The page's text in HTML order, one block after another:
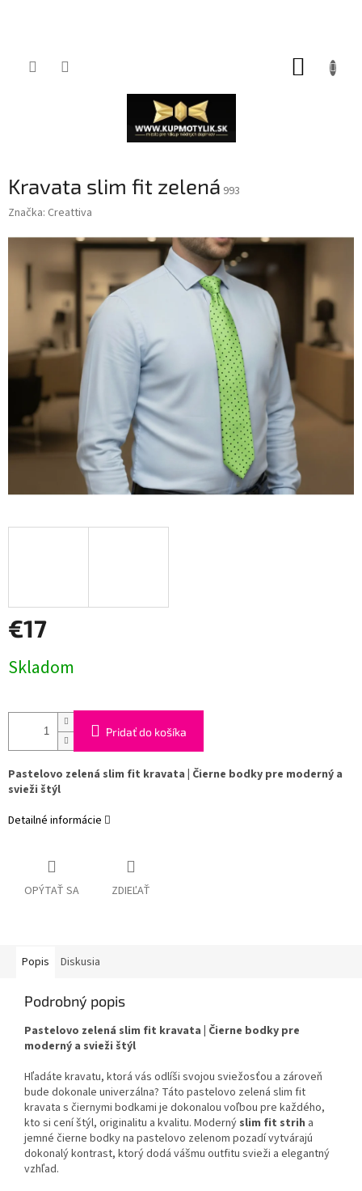
Kravata slim fit zelená 993
Značka: Creattiva
€17
cena:
Skladom
Pridať do košíka
Pastelovo zelená slim fit kravata | Čierne bodky pre moderný a
svieži štýl
Detailné informácie
OPÝTAŤ SA ZDIEĽAŤ
Popis Diskusia
Podrobný popis
Pastelovo zelená slim fit kravata | Čierne bodky pre
moderný a svieži štýl
Hľadáte kravatu, ktorá vás odlíši svojou sviežosťou a zároveň
bude dokonale univerzálna? Táto pastelovo zelená slim fit
kravata s čiernymi bodkami je dokonalou voľbou pre každého,
kto si cení štýl, originalitu a kvalitu. Moderný slim fit strih a
jemné čierne bodky na pastelovo zelenom pozadí vytvárajú
dokonalý kontrast, ktorý dodá vášmu outfitu svieži a elegantný
vzhľad.